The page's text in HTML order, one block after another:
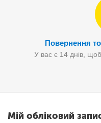
Повернення
У вас є 14 днів,
Мій обліковий